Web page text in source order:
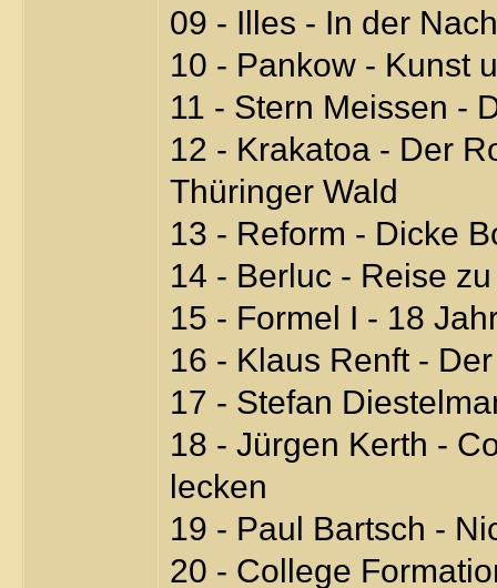
09 - Illes - In der
10 - Pankow - Kunst
11 - Stern Meissen -
12 - Krakatoa - Der
Thüringer Wald
13 - Reform - Dicke
14 - Berluc - Reise
15 - Formel I - 18
16 - Klaus Renft -
17 - Stefan
18 - Jürgen Kerth -
lecken
19 - Paul Bartsch -
20 - College